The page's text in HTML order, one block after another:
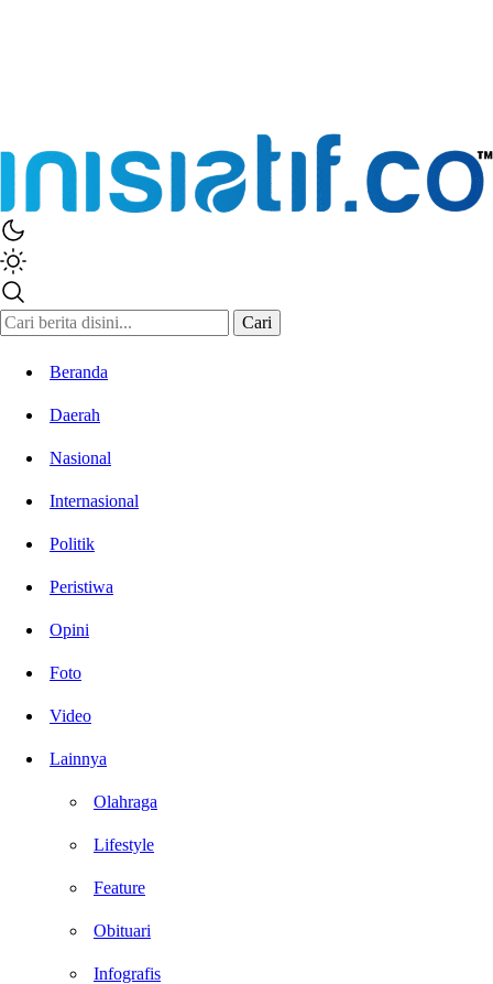
Inisiatif.co
Stay Connected Stay Informed
Cari
Beranda
Daerah
Nasional
Internasional
Politik
Peristiwa
Opini
Foto
Video
Lainnya
Olahraga
Lifestyle
Feature
Obituari
Infografis